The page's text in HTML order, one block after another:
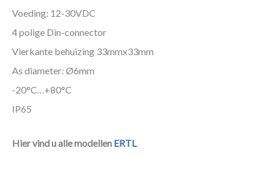
Voeding: 12-30VDC
4 polige Din-connector
Vierkante behuizing 33mmx33mm
As diameter: Ø6mm
-20°C…+80°C
IP65
Hier vind u alle modellen ERTL